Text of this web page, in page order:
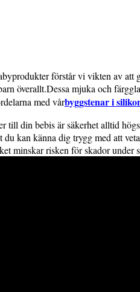
förstår vi vikten av att
överallt.Dessa mjuka och
med vårbyggstenar i
till din bebis är säkerhet alltid
kan känna dig trygg med att
minskar risken för skador under